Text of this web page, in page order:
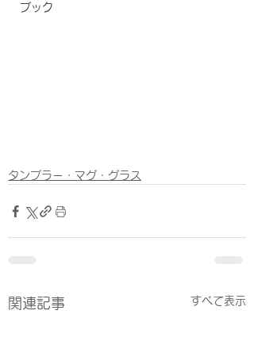
ブック
タンブラー・マグ・グラス
関連記事 すべて表示